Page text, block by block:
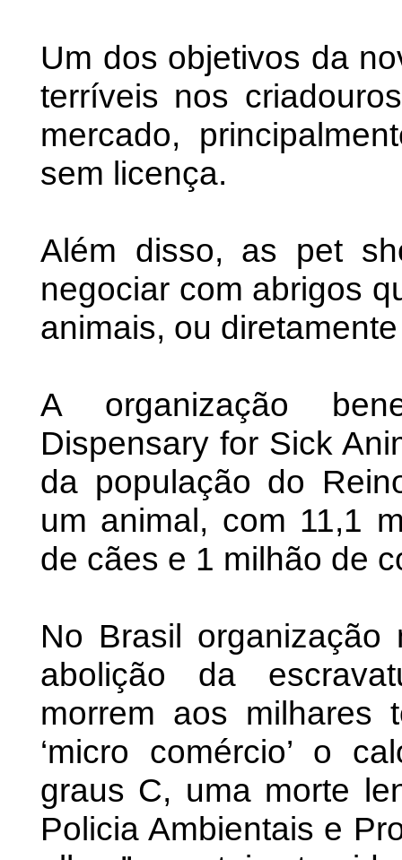
Um dos objetivos da
terríveis nos
mercado,
sem licença.
Além disso, as pet
negociar com abrigos
animais, ou
A organização
Dispensary for Sick
da população do
um animal, com 11,1
de cães e 1 milhão de
No Brasil organização
abolição da
morrem aos milhares
‘micro comércio’ o
graus C, uma morte
Policia Ambientais e